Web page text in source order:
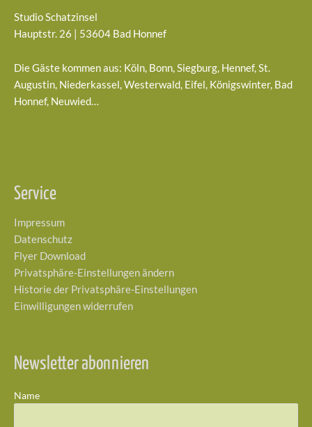
Studio Schatzinsel
Hauptstr. 26 | 53604 Bad Honnef
Die Gäste kommen aus: Köln, Bonn, Siegburg, Hennef, St.
Augustin, Niederkassel, Westerwald, Eifel, Königswinter, Bad
Honnef, Neuwied…
Service
Impressum
Datenschutz
Flyer Download
Privatsphäre-Einstellungen ändern
Historie der Privatsphäre-Einstellungen
Einwilligungen widerrufen
Newsletter abonnieren
Name